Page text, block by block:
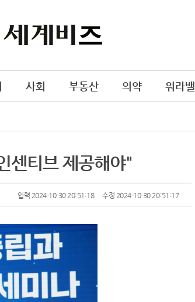
사회 부동산 의약 워라밸
센티브 제공해야"
입력 2024-10-30 20:51:18 수정 2024-10-30 20:51:17